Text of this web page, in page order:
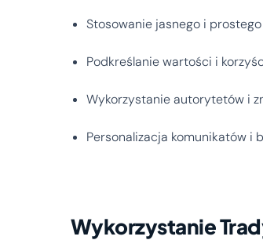
Stosowanie jasnego i
Podkreślanie wartości i
Wykorzystanie autorytetów i
Personalizacja komunikatów i
Wykorzystanie